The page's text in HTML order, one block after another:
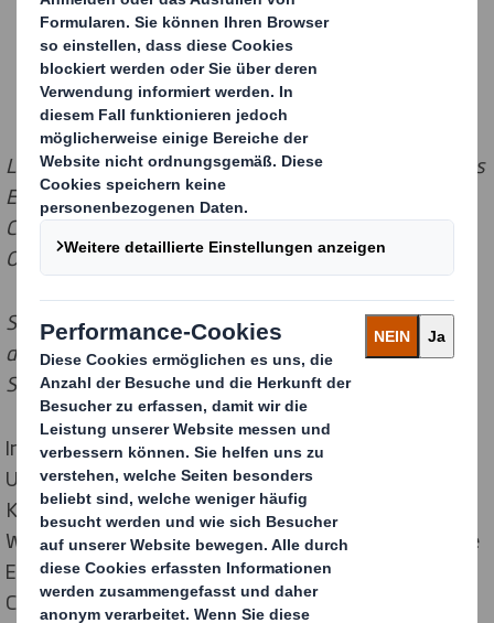
Laden Sie hier den im Dezember 2016 in der Studie des
EHI "Versand- und Retourenmanagement im E-
Commerce 2016 - Trends und Strategien der
Onlinehändler" erschienenen Gastbeitrag herunter:
Sie interessieren Sich für die Studie? Klicken Sie auf
den folgenden Link, um weitere Informationen zur
Studie zu erhalten oder die Studie zu bestellen:
Innovativen Lösungen tragen beim Kunden dazu bei,
Umsatzsteigerungen zu generieren und
Kostensenkungspotenziale in der E-Commerce-
Wertschöpfungskette zu heben. Zugleich stellen diese
Entwicklungen sicher, dass Risiken entlang der Supply
Chain minimiert werden.